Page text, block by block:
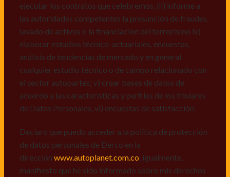
Declaro que puedo acceder a la política de protección
de datos personales de Derco en la
direcciónwww.autoplanet.com.co, igualmente,
manifiesto que he sido informado sobre mis derechos
a conocer, actualizar, rectificar, suprimir, solicitar
prueba: i) de autorización y ii) finalidad, presentar
quejas y/o reclamos en canales de
atención: servicioalcliente@derco.com.coy en
responsables, para que efectúen el tratamiento de mis
datos conforme lo expuesto.
ejecutar los contratos que celebremos, iii) informe a
las autoridades competentes la presunción de fraudes,
lavado de activos o la financiación del terrorismo iv)
elaborar estudios técnico-actuariales, encuestas,
análisis de tendencias de mercado y en general
cualquier estudio técnico o de campo relacionado con
el sector autopartes; v) crear bases de datos de
acuerdo a las características y perfiles de los titulares
de Datos Personales, vi) encuestas de satisfacción.
Declaro que puedo acceder a la política de protección
de datos personales de Derco en la
dirección www.autoplanet.com.co , igualmente,
manifiesto que he sido informado sobre mis derechos